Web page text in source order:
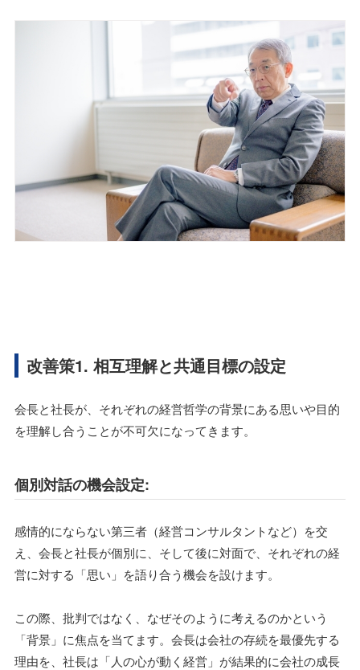
改善策1. 相互理解と共通目標の設定
会長と社長が、それぞれの経営哲学の背景にある思いや目的
を理解し合うことが不可欠になってきます。
個別対話の機会設定:
感情的にならない第三者（経営コンサルタントなど）を交
え、会長と社長が個別に、そして後に対面で、それぞれの経
営に対する「思い」を語り合う機会を設けます。
この際、批判ではなく、なぜそのように考えるのかという
「背景」に焦点を当てます。会長は会社の存続を最優先する
理由を、社長は「人の心が動く経営」が結果的に会社の成長